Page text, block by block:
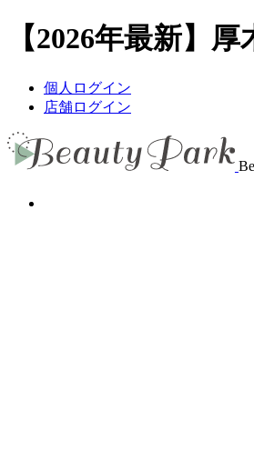
【2026年最新】
個人ログイン
店舗ログイン